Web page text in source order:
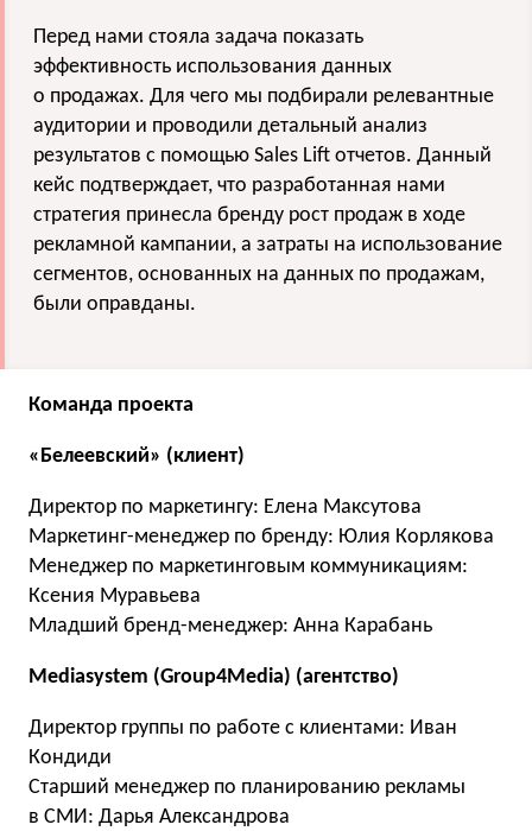
Перед нами стояла задача показать
эффективность использования данных
о продажах. Для чего мы подбирали релевантные
аудитории и проводили детальный анализ
результатов с помощью Sales Lift отчетов. Данный
кейс подтверждает, что разработанная нами
стратегия принесла бренду рост продаж в ходе
рекламной кампании, а затраты на использование
сегментов, основанных на данных по продажам,
были оправданы.
Команда проекта
«Белеевский» (клиент)
Директор по маркетингу: Елена Максутова
Маркетинг-менеджер по бренду: Юлия Корлякова
Менеджер по маркетинговым коммуникациям:
Ксения Муравьева
Младший бренд-менеджер: Анна Карабань
Mediasystem (Group4Media) (агентство)
Директор группы по работе с клиентами: Иван
Кондиди
Старший менеджер по планированию рекламы
в СМИ: Дарья Александрова